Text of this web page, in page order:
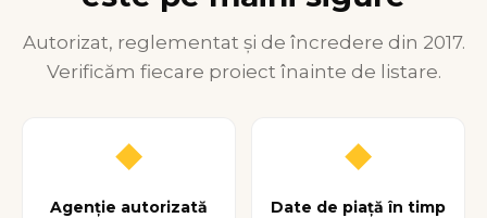
Autorizat, reglementat și de încredere din 2017.
Verificăm fiecare proiect înainte de listare.
◆
Agenție autorizată
◆
Date de piață în timp